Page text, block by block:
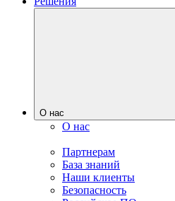
О нас
О нас
Партнерам
База знаний
Наши клиенты
Безопасность